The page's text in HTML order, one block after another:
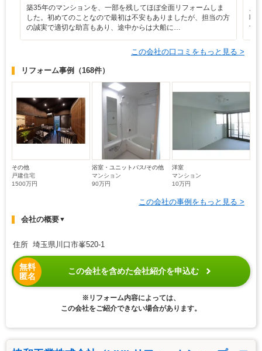
築35年のマンションを、一部を残してほぼ全面リフォームしま
した。初めてのことなので最初は不安もありましたが、担当の方
の誠実で適切な助言もあり、途中からは大船に…
職
す
この会社の口コミをもっと見る >
リフォーム事例 （168件）
その他
戸建住宅
1500万円
浴室・ユニットバス/その他
マンション
90万円
洋室
マンション
10万円
この会社の事例をもっと見る >
会社の概要▼
住所 埼玉県川口市峯520-1
無料
匿名
この会社を含めた会社紹介を申込む
※リフォーム内容によっては、
この会社をご紹介できない場合があります。